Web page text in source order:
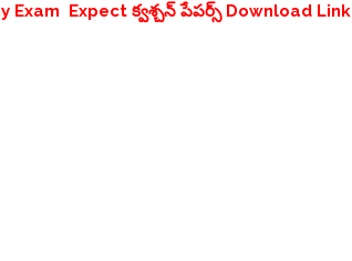
Expect క్వశ్చన్ పేపర్స్ Download Link